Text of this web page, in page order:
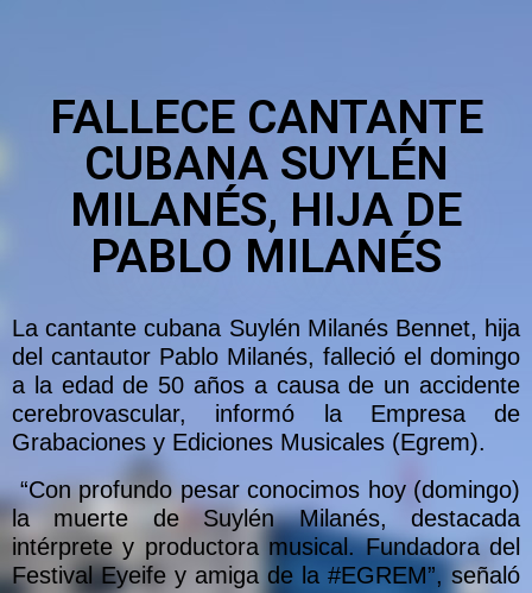
FALLECE CANTANTE
CUBANA SUYLÉN
MILANÉS, HIJA DE
PABLO MILANÉS
La cantante cubana Suylén Milanés Bennet, hija
del cantautor Pablo Milanés, falleció el domingo
a la edad de 50 años a causa de un accidente
cerebrovascular, informó la Empresa de
Grabaciones y Ediciones Musicales (Egrem).
“Con profundo pesar conocimos hoy (domingo)
la muerte de Suylén Milanés, destacada
intérprete y productora musical. Fundadora del
Festival Eyeife y amiga de la #EGREM”, señaló